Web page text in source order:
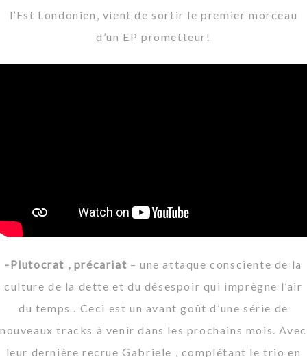
l’Est Londonien, vient de sortir le premier morceau
d’un EP prometteur!
-Plutocrat , précariat – une attaque consciente de la
culture de la dette et du désespoir qui imprègne l’air
du temps . Ceci est un avant goût d’une série de
nouveaux tracks à venir dans les prochains mois. Avec
leur dernière recrue Gabriele , complétant le trio en